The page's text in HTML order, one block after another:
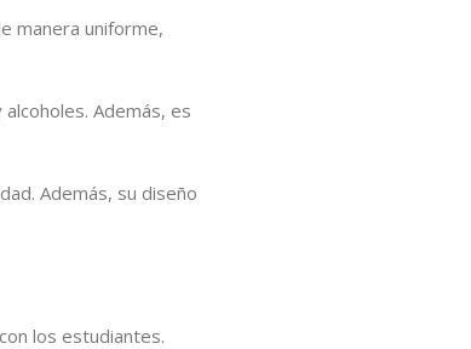
manera uniforme,
Además, es
Además, su diseño
los estudiantes.